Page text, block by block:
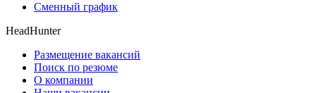
Сменный график
HeadHunter
Размещение вакансий
Поиск по резюме
О компании